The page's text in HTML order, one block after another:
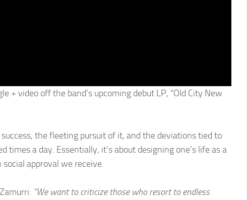
+ video off the band’s upcoming debut LP, “Old City New
the fleeting pursuit of it, and the deviations tied to
a day. Essentially, it’s about designing one’s life as a
approval we receive.
“We want to criticize those who resort to endless